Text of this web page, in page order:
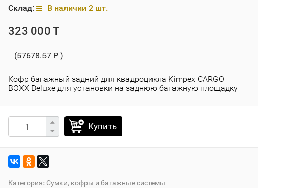
Склад: В наличии 2 шт.
323 000 T
(57678.57 P )
Кофр багажный задний для квадроцикла Kimpex CARGO
BOXX Deluxe для установки на заднюю багажную площадку
Купить
Категория: Сумки, кофры и багажные системы